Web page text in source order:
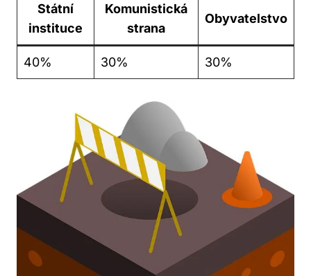
Státní
instituce
Komunistická
strana
Obyvatelstvo
40% 30% 30%